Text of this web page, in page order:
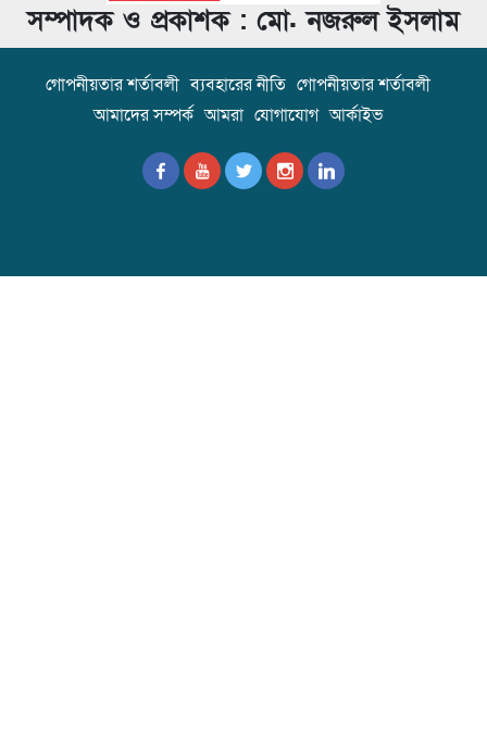
সম্পাদক ও প্রকাশক : মো. নজরুল ইসলাম
গোপনীয়তার শর্তাবলী ব্যবহারের নীতি গোপনীয়তার শর্তাবলী
আমাদের সম্পর্ক আমরা যোগাযোগ আর্কাইভ